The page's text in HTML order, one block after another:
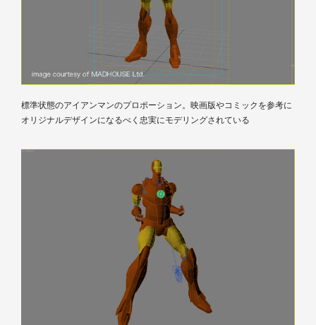
標準状態のアイアンマンのプロポーション。映画版やコミックを参考に
オリジナルデザインになるべく忠実にモデリングされている